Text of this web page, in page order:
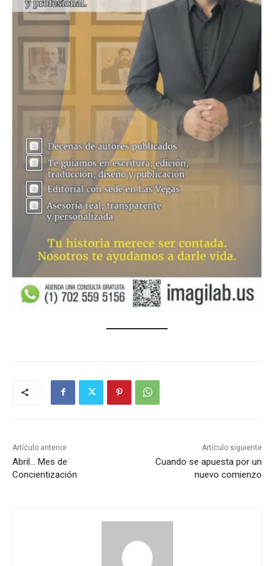
Artículo anterior
Abril… Mes de
Concientización
Artículo siguiente
Cuando se apuesta por un
nuevo comienzo